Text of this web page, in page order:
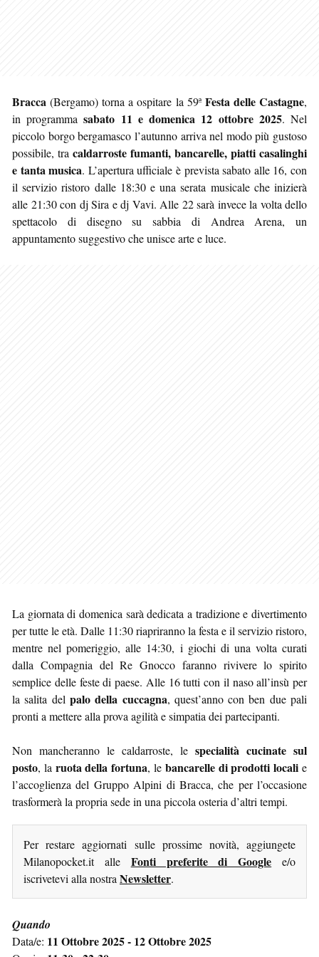
Bracca (Bergamo) torna a ospitare la 59ªFesta delle Castagne,
in programmasabato 11 e domenica 12 ottobre 2025. Nel
piccolo borgo bergamasco l’autunno arriva nel modo più gustoso
possibile, tra caldarroste fumanti, bancarelle, piatti casalinghi
e tanta musica. L’apertura ufficiale è prevista sabato alle 16, con
il servizio ristoro dalle 18:30 e una serata musicale che inizierà
alle 21:30 con dj Sira e dj Vavi. Alle 22 sarà invece la volta dello
spettacolo di disegno su sabbia di Andrea Arena, un
appuntamento suggestivo che unisce arte e luce.
La giornata di domenica sarà dedicata a tradizione e divertimento
per tutte le età. Dalle 11:30 riapriranno la festa e il servizio ristoro,
mentre nel pomeriggio, alle 14:30, i giochi di una volta curati
dalla Compagnia del Re Gnocco faranno rivivere lo spirito
semplice delle feste di paese. Alle 16 tutti con il naso all’insù per
la salita del palo della cuccagna, quest’anno con ben due pali
pronti a mettere alla prova agilità e simpatia dei partecipanti.
Non mancheranno le caldarroste, le specialità cucinate sul
posto, la ruota della fortuna, le bancarelle di prodotti locali e
l’accoglienza del Gruppo Alpini di Bracca, che per l’occasione
trasformerà la propria sede in una piccola osteria d’altri tempi.
Per restare aggiornati sulle prossime novità, aggiungete
Milanopocket.it alle Fonti preferite di Google e/o
iscrivetevi alla nostra Newsletter.
Quando
Data/e: 11 Ottobre 2025 - 12 Ottobre 2025